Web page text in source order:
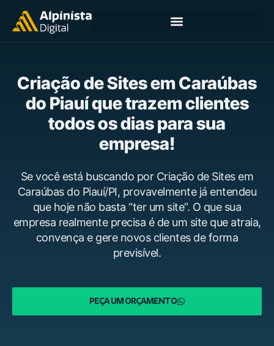
Criação de Sites em Caraúbas
do Piauí que trazem clientes
todos os dias para sua
empresa!
Se você está buscando por Criação de Sites em
Caraúbas do Piauí/PI, provavelmente já entendeu
que hoje não basta “ter um site”. O que sua
empresa realmente precisa é de um site que atraia,
convença e gere novos clientes de forma
previsível.
PEÇA UM ORÇAMENTO